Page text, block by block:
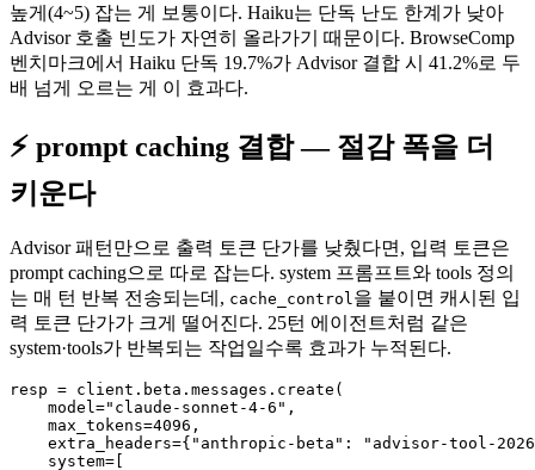
높게(4~5) 잡는 게 보통이다. Haiku는 단독 난도 한계가 낮아
Advisor 호출 빈도가 자연히 올라가기 때문이다. BrowseComp
벤치마크에서 Haiku 단독 19.7%가 Advisor 결합 시 41.2%로 두
배 넘게 오르는 게 이 효과다.
⚡ prompt caching 결합 — 절감 폭을 더
키운다
Advisor 패턴만으로 출력 토큰 단가를 낮췄다면, 입력 토큰은
prompt caching으로 따로 잡는다. system 프롬프트와 tools 정의
는 매 턴 반복 전송되는데, cache_control 을 붙이면 캐시된 입
력 토큰 단가가 크게 떨어진다. 25턴 에이전트처럼 같은
system·tools가 반복되는 작업일수록 효과가 누적된다.
resp = client.beta.messages.create(
    model="claude-sonnet-4-6",
    max_tokens=4096,
extra_headers={"anthropic-beta": "advisor-tool-
    system=[